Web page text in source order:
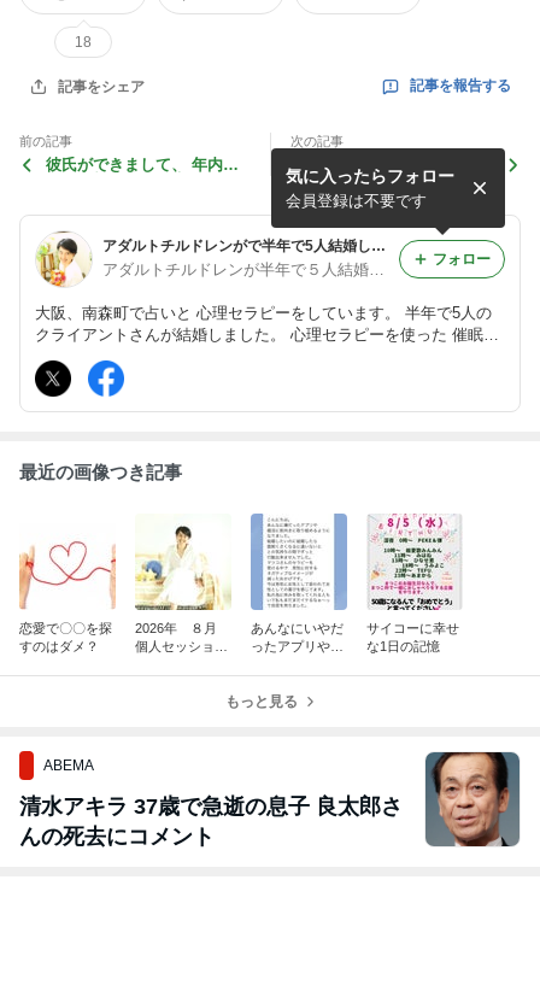
18
記事をシェア 記事を報告する
前の記事
彼氏ができまして、 年内に
次の記事
カウンセラーまつこの本音
アダルトチルドレンがで半年で5人結婚したビリーフチェンジセラピー/松本典子（まつこ）/星読み/タロット
アダルトチルドレンが半年で５人結婚した催眠恋愛術/松本典子（まつこ）/ビリーフチェンジセラピー/大阪南森町
大阪、南森町で占いと 心理セラピーをしています。 半年で5人の
クライアントさんが結婚しました。 心理セラピーを使った 催眠恋
気に入ったらフォロー
会員登録は不要です
フォロー
最近の画像つき記事
恋愛で〇〇を探
すのはダメ？
2026年 ８月
個人セッション
あんなにいやだ
ったアプリや婚
サイコーに幸せ
な1日の記憶
もっと見る
ABEMA
清水アキラ 37歳で急逝の息子 良太郎さ
んの死去にコメント